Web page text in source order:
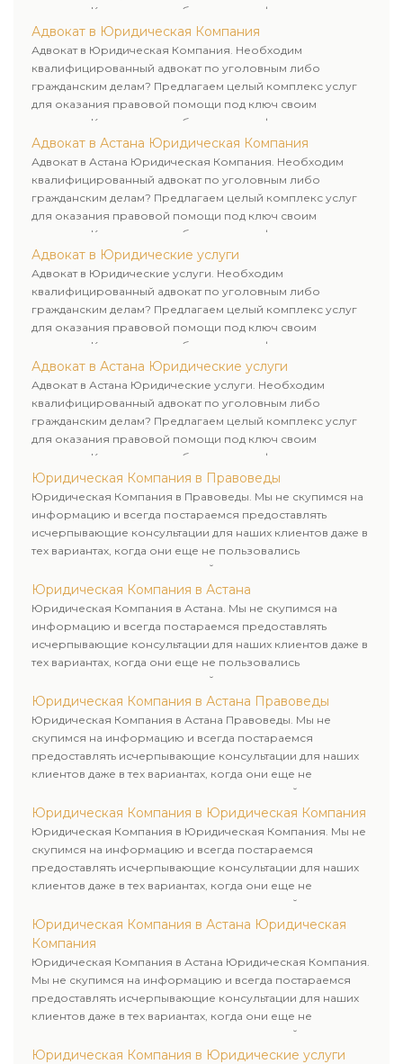
клиентам. Комплексное обслуживание физических и
юридических лиц. Индивидуальный подход к каждому
клиенту.
Адвокат в Юридическая Компания
Адвокат в Юридическая Компания. Необходим
квалифицированный адвокат по уголовным либо
гражданским делам? Предлагаем целый комплекс услуг
для оказания правовой помощи под ключ своим
клиентам. Комплексное обслуживание физических и
юридических лиц. Индивидуальный подход к каждому
клиенту.
Адвокат в Астана Юридическая Компания
Адвокат в Астана Юридическая Компания. Необходим
квалифицированный адвокат по уголовным либо
гражданским делам? Предлагаем целый комплекс услуг
для оказания правовой помощи под ключ своим
клиентам. Комплексное обслуживание физических и
юридических лиц. Индивидуальный подход к каждому
клиенту.
Адвокат в Юридические услуги
Адвокат в Юридические услуги. Необходим
квалифицированный адвокат по уголовным либо
гражданским делам? Предлагаем целый комплекс услуг
для оказания правовой помощи под ключ своим
клиентам. Комплексное обслуживание физических и
юридических лиц. Индивидуальный подход к каждому
клиенту.
Адвокат в Астана Юридические услуги
Адвокат в Астана Юридические услуги. Необходим
квалифицированный адвокат по уголовным либо
гражданским делам? Предлагаем целый комплекс услуг
для оказания правовой помощи под ключ своим
клиентам. Комплексное обслуживание физических и
юридических лиц. Индивидуальный подход к каждому
клиенту.
Юридическая Компания в Правоведы
Юридическая Компания в Правоведы. Мы не скупимся на
информацию и всегда постараемся предоставлять
исчерпывающие консультации для наших клиентов даже в
тех вариантах, когда они еще не пользовались
юридическими услугами нашей компании.
Юридическая Компания в Астана
Юридическая Компания в Астана. Мы не скупимся на
информацию и всегда постараемся предоставлять
исчерпывающие консультации для наших клиентов даже в
тех вариантах, когда они еще не пользовались
юридическими услугами нашей компании.
Юридическая Компания в Астана Правоведы
Юридическая Компания в Астана Правоведы. Мы не
скупимся на информацию и всегда постараемся
предоставлять исчерпывающие консультации для наших
клиентов даже в тех вариантах, когда они еще не
пользовались юридическими услугами нашей компании.
Юридическая Компания в Юридическая Компания
Юридическая Компания в Юридическая Компания. Мы не
скупимся на информацию и всегда постараемся
предоставлять исчерпывающие консультации для наших
клиентов даже в тех вариантах, когда они еще не
пользовались юридическими услугами нашей компании.
Юридическая Компания в Астана Юридическая
Компания
Юридическая Компания в Астана Юридическая Компания.
Мы не скупимся на информацию и всегда постараемся
предоставлять исчерпывающие консультации для наших
клиентов даже в тех вариантах, когда они еще не
пользовались юридическими услугами нашей компании.
Юридическая Компания в Юридические услуги